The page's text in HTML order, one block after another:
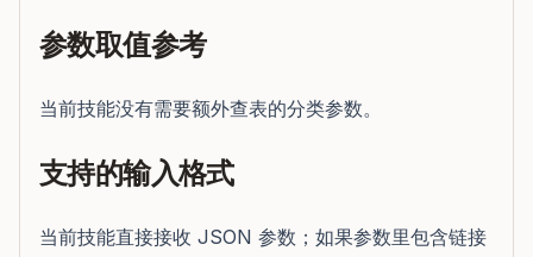
参数取值参考
当前技能没有需要额外查表的分类参数。
支持的输入格式
当前技能直接接收 JSON 参数；如果参数里包含链接